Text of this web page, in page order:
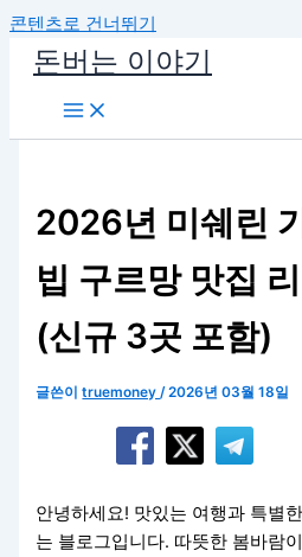
콘텐츠로 건너뛰기
돈버는 이야기
2026년 미쉐린
빕 구르망 맛집
(신규 3곳 포함)
글쓴이truemoney/2026년 03월 18일
안녕하세요! 맛있는 여행과 특별
는 블로그입니다. 따뜻한 봄바람